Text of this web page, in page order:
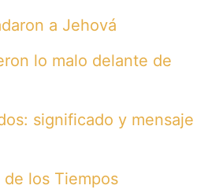
a Jehová
lo malo delante de
significado y mensaje
los Tiempos